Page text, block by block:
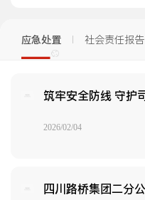
应急处置 社会责任报告
2026/02/04